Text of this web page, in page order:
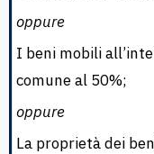
oppure
I beni mobili
comune al 50%;
oppure
La proprietà dei